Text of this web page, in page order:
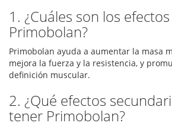
1. ¿Cuáles son los
Primobolan?
Primobolan ayuda a aumentar la masa
mejora la fuerza y la resistencia, y
definición muscular.
2. ¿Qué efectos
tener Primobolan?